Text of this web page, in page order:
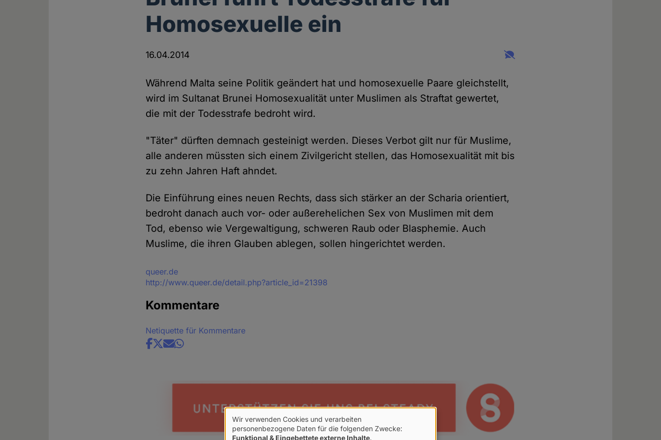
Homosexuelle ein
16.04.2014
Während Malta seine Politik geändert hat und homosexuelle Paare gleichstellt,
wird im Sultanat Brunei Homosexualität unter Muslimen als Straftat gewertet,
die mit der Todesstrafe bedroht wird.
"Täter" dürften demnach gesteinigt werden. Dieses Verbot gilt nur für Muslime,
alle anderen müssten sich einem Zivilgericht stellen, das Homosexualität mit bis
zu zehn Jahren Haft ahndet.
Die Einführung eines neuen Rechts, dass sich stärker an der Scharia orientiert,
bedroht danach auch vor- oder außerehelichen Sex von Muslimen mit dem
Tod, ebenso wie Vergewaltigung, schweren Raub oder Blasphemie. Auch
Muslime, die ihren Glauben ablegen, sollen hingerichtet werden.
Quelle
queer.de
http://www.queer.de/detail.php?article_id=21398
Kommentare
Netiquette für Kommentare
Share
Verwendung
Wir verwenden Cookies und verarbeiten
personenbezogene Daten für die folgenden Zwecke:
Funktional & Eingebettete externe Inhalte